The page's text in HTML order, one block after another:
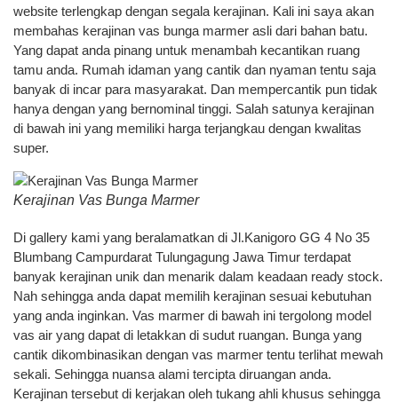
website terlengkap dengan segala kerajinan. Kali ini saya akan
membahas kerajinan vas bunga marmer asli dari bahan batu.
Yang dapat anda pinang untuk menambah kecantikan ruang
tamu anda. Rumah idaman yang cantik dan nyaman tentu saja
banyak di incar para masyarakat. Dan mempercantik pun tidak
hanya dengan yang bernominal tinggi. Salah satunya kerajinan
di bawah ini yang memiliki harga terjangkau dengan kwalitas
super.
Kerajinan Vas Bunga Marmer
Di gallery kami yang beralamatkan di Jl.Kanigoro GG 4 No 35
Blumbang Campurdarat Tulungagung Jawa Timur terdapat
banyak kerajinan unik dan menarik dalam keadaan ready stock.
Nah sehingga anda dapat memilih kerajinan sesuai kebutuhan
yang anda inginkan. Vas marmer di bawah ini tergolong model
vas air yang dapat di letakkan di sudut ruangan. Bunga yang
cantik dikombinasikan dengan vas marmer tentu terlihat mewah
sekali. Sehingga nuansa alami tercipta diruangan anda.
Kerajinan tersebut di kerjakan oleh tukang ahli khusus sehingga